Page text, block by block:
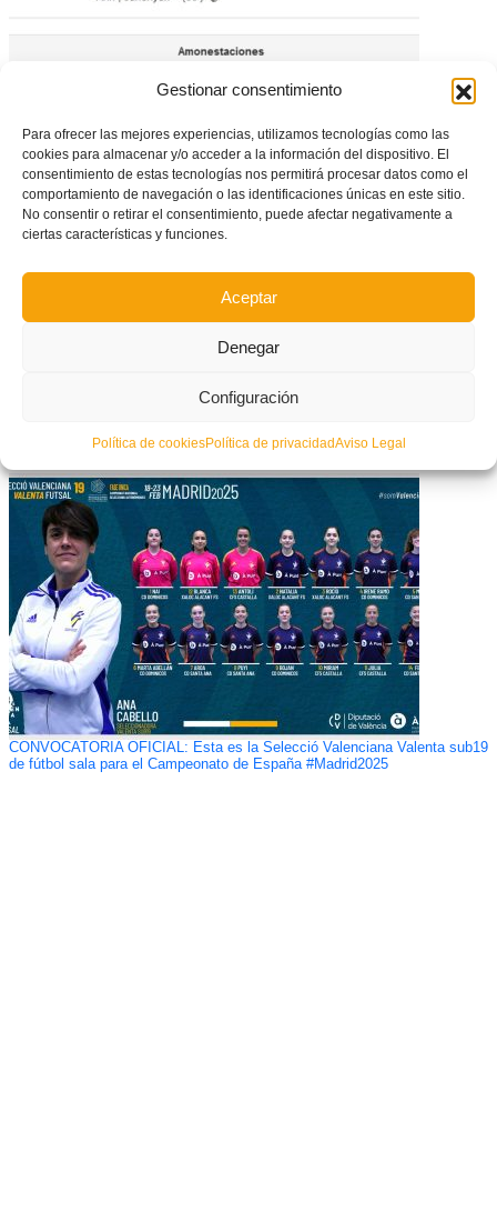
Gestionar consentimiento
Para ofrecer las mejores experiencias, utilizamos tecnologías como las
cookies para almacenar y/o acceder a la información del dispositivo. El
consentimiento de estas tecnologías nos permitirá procesar datos como el
comportamiento de navegación o las identificaciones únicas en este sitio.
No consentir o retirar el consentimiento, puede afectar negativamente a
ciertas características y funciones.
Aceptar
Denegar
Configuración
Política de cookiesPolítica de privacidadAviso Legal
Roda-Huracán: Partido de la Jornada en DHJ
CONVOCATORIA OFICIAL: Esta es la Selecció Valenciana Valenta sub19
de fútbol sala para el Campeonato de España #Madrid2025